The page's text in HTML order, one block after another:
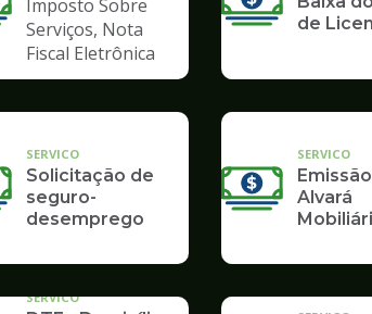
Imposto Sobre
Serviços, Nota
Fiscal Eletrônica
de
SERVICO
Solicitação de
seguro-
desemprego
SERVICO
Alvará
SERVICO